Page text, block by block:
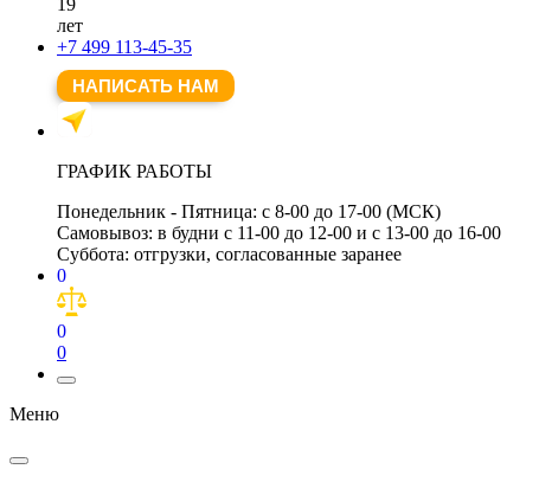
лет
+7 499 113-45-35
НАПИСАТЬ НАМ
ГРАФИК РАБОТЫ
Понедельник - Пятница: с 8-00 до 17-00 (МСК)
Самовывоз: в будни с 11-00 до 12-00 и с 13-00 до 16-00
Суббота: отгрузки, согласованные заранее
0
0
0
Меню